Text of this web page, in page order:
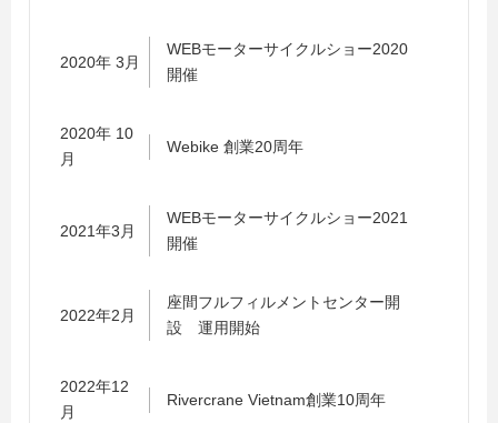
2020年 3月
WEBモーターサイクルショー2020
開催
2020年 10
月
Webike 創業20周年
2021年3月
WEBモーターサイクルショー2021
開催
2022年2月
座間フルフィルメントセンター開
設 運用開始
2022年12
月
Rivercrane Vietnam創業10周年